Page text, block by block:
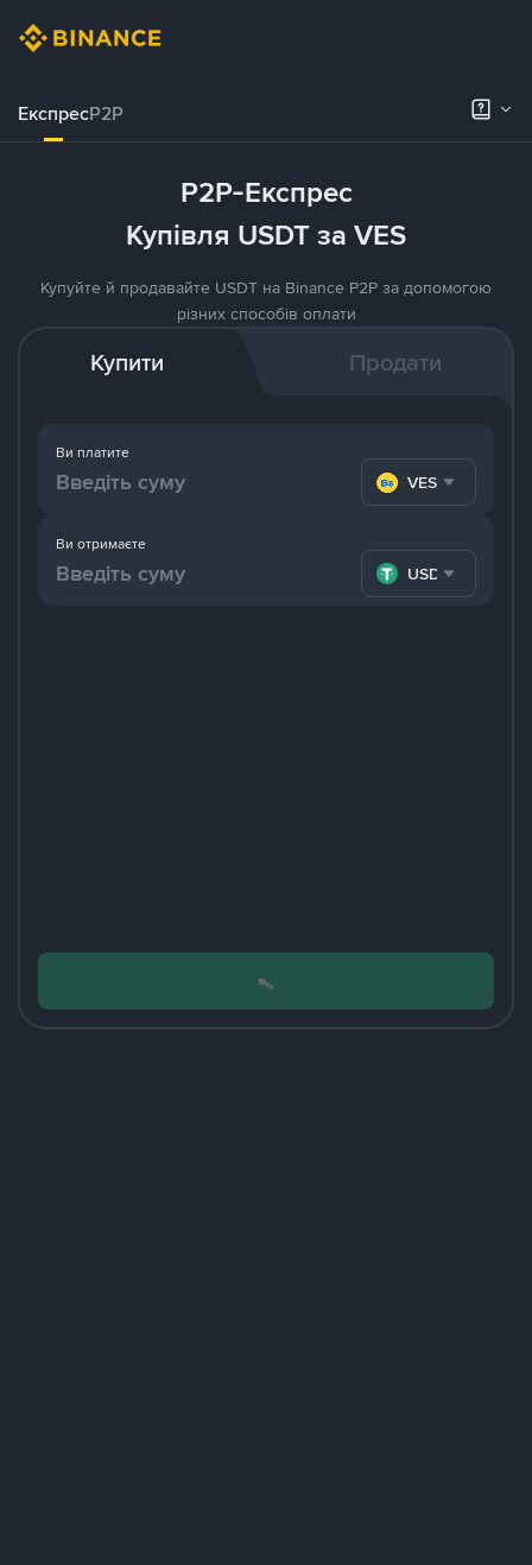
ЕкспресP2P
P2P-Експрес
Купівля USDT за VES
Купуйте й продавайте USDT на Binance P2P за допомогою
різних способів оплати
Купити Продати
Ви платите
VES
Ви отримаєте
USDT